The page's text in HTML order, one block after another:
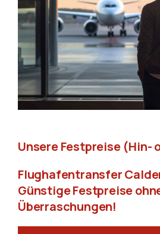
Unsere Festpreise (Hin-
Flughafentransfer
Günstige Festpreise
Überraschungen!